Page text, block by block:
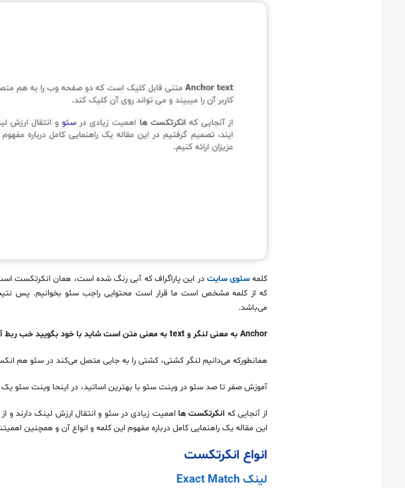
کلمه سئوی سایت در این پاراگراف که آبی رنگ شده است، همان انکرتکست
که از کلمه مشخص است ما قرار است محتوایی راجب سئو بخوانیم. پس
می‌باشد.
Anchor به معنی لنگر و text به معنی متن است شاید با خود بگویید خب ربط آن به سئوی سایت چیست؟
همانطورکه می‌دانیم لنگر کشتی، کشتی را به جایی متصل می‌کند در سئو هم
آموزش صفر تا صد سئو در وینت سئو با بهترین اساتید، در اینحا وینت
از آنجایی که انکرتکست ها اهمیت زیادی در سئو و انتقال ارزش لینک دارند و
این مقاله یک راهنمایی کامل درباره مفهوم این کلمه و انواع آن و همچنین
انواع انکرتکست
لینک Exact Match